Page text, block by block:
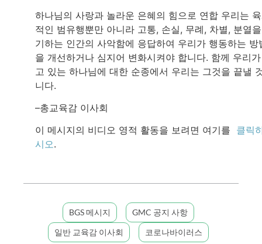
하나님의 사랑과 놀라운 은혜의 힘으로 연합 우리는
적인 범유행뿐만 아니라 고통, 손실, 무례, 차별, 분열
기하는 인간의 사악함에 응답하여 우리가 행동하는 방
을 개선하거나 심지어 변화시켜야 합니다. 함께 우리
고 있는 하나님에 대한 순종에서 우리는 그것을 끝낼
니다.
–총교육감 이사회
이 메시지의 비디오 영적 활동을 보려면 여기를 클릭
시오.
BGS 메시지
GMC 공지 사항
일반 교육감 이사회
코로나바이러스